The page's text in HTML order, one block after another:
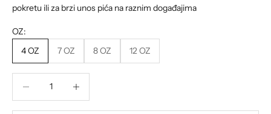
pokretu ili za brzi unos pića na raznim događajima
OZ:
4 OZ
7 OZ 8 OZ 12 OZ